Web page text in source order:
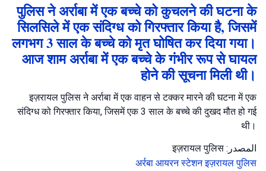
पुलिस ने अर्राबा में एक बच्चे को कुचलने की घटना के
सिलसिले में एक संदिग्ध को गिरफ्तार किया है, जिसमें
लगभग 3 साल के बच्चे को मृत घोषित कर दिया गया।
आज शाम अर्राबा में एक बच्चे के गंभीर रूप से घायल
होने की सूचना मिली थी।
इज़रायल पुलिस ने अर्राबा में एक वाहन से टक्कर मारने की घटना में एक
संदिग्ध को गिरफ्तार किया, जिसमें एक 3 साल के बच्चे की दुखद मौत हो गई
थी।
المصدر: इज़रायल पुलिस
अर्रबा आयरन स्टेशनइज़रायल पुलिस